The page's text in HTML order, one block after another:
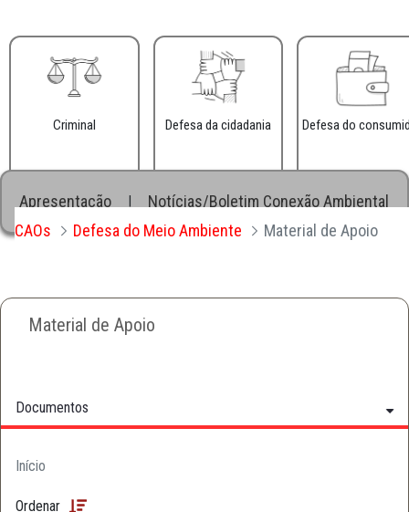
Criminal Defesa da cidadania Defesa do
Apresentação Notícias/Boletim Conexão Ambiental
CAOs Defesa do Meio Ambiente Material de Apoio
Material de Apoio
Documentos
Início
Ordenar